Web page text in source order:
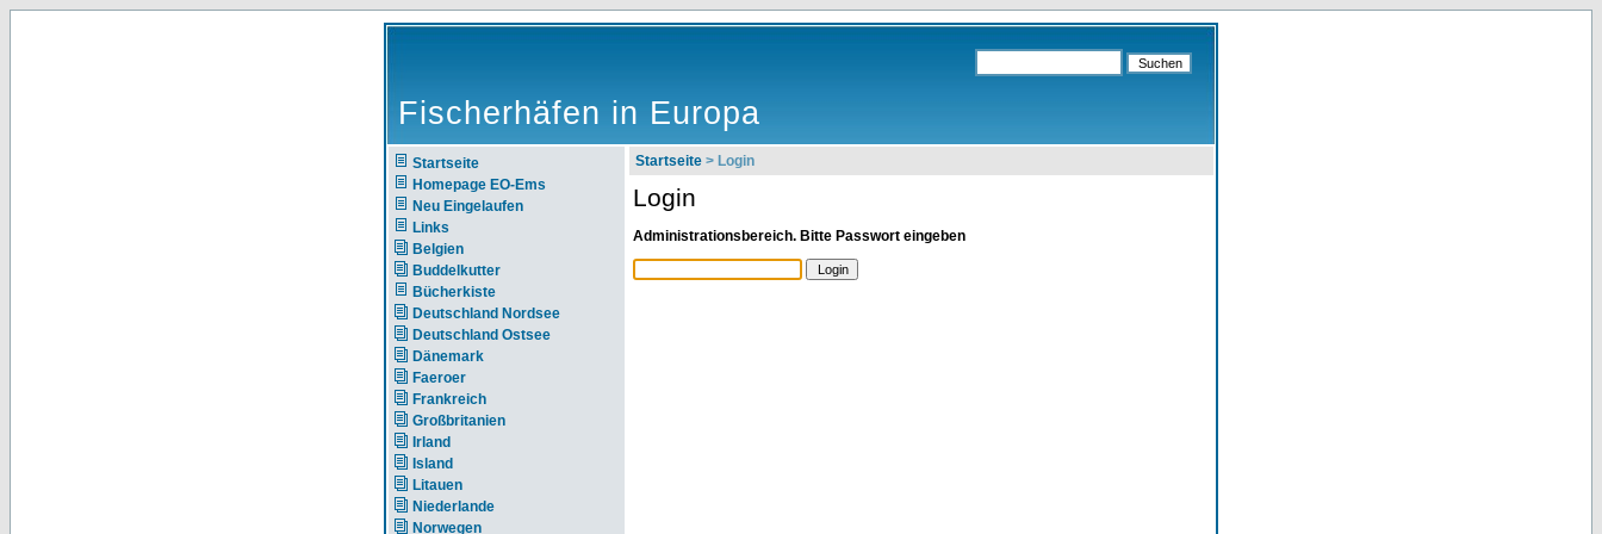
Fischerhäfen in Europa
Startseite
Homepage EO-Ems
Neu Eingelaufen
Links
Belgien
Buddelkutter
Bücherkiste
Deutschland Nordsee
Deutschland Ostsee
Dänemark
Faeroer
Frankreich
Großbritanien
Irland
Island
Litauen
Niederlande
Norwegen
Startseite > Login
Login
Administrationsbereich. Bitte Passwort eingeben